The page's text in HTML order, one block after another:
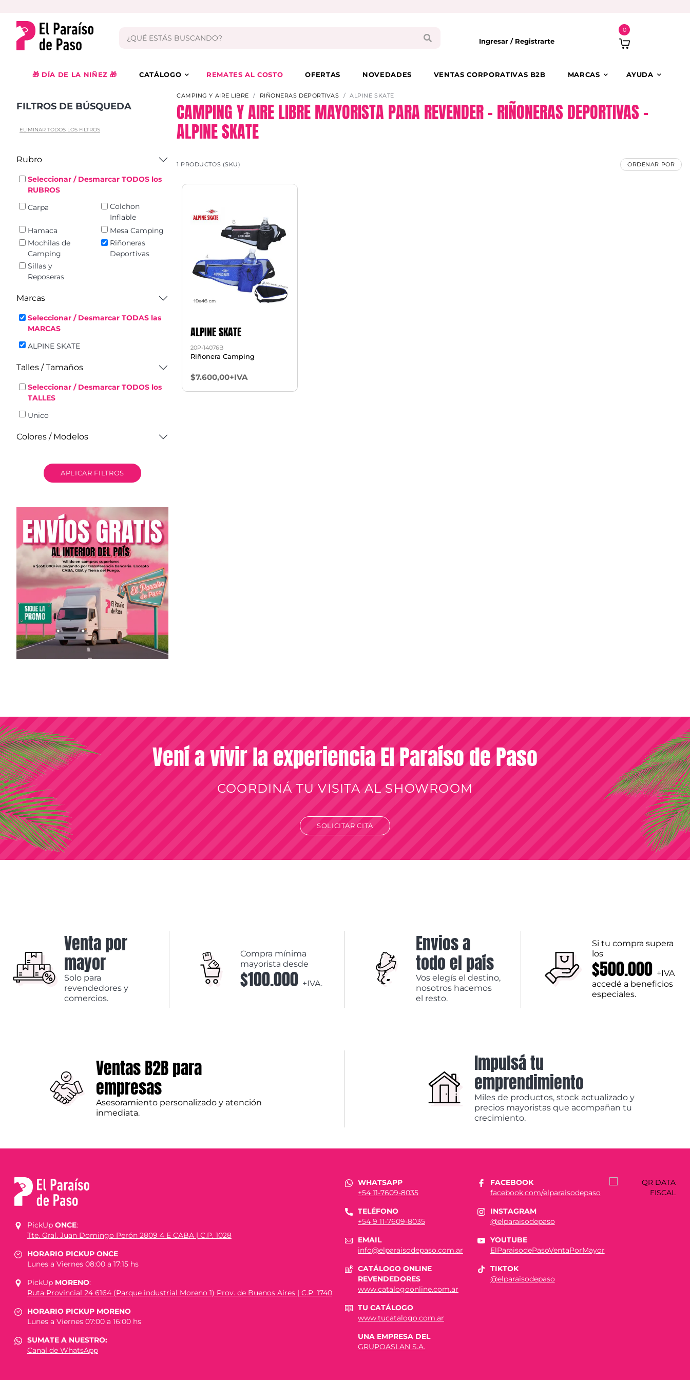
Ingresar / Registrarte
0
🎁 DÍA DE LA NIÑEZ 🎁 CATÁLOGO REMATES AL COSTO OFERTAS NOVEDADES VENTAS CORPORATIVAS B2B MARCAS AYUDA
FILTROS DE BÚSQUEDA
ELIMINAR TODOS LOS FILTROS
Rubro
Seleccionar / Desmarcar TODOS los
RUBROS
Carpa
Colchon
Inflable
Hamaca
Mesa Camping
Mochilas de
Camping
Riñoneras
Deportivas
Sillas y
Reposeras
Marcas
Seleccionar / Desmarcar TODAS las
MARCAS
ALPINE SKATE
Talles / Tamaños
Seleccionar / Desmarcar TODOS los
TALLES
Unico
Colores / Modelos
APLICAR FILTROS
CAMPING Y AIRE LIBRE RIÑONERAS DEPORTIVAS ALPINE SKATE
CAMPING Y AIRE LIBRE MAYORISTA PARA REVENDER – RIÑONERAS DEPORTIVAS –
ALPINE SKATE
1 PRODUCTOS (SKU) ORDENAR POR
ALPINE SKATE
20P-14076B
Riñonera Camping
$7.600,00+IVA
Vení a vivir la experiencia El Paraíso de Paso
COORDINÁ TU VISITA AL SHOWROOM
SOLICITAR CITA
Venta por
mayor
Solo para
revendedores y
comercios.
Compra mínima
mayorista desde
$100.000 +IVA.
Envios a
todo el país
Vos elegís el destino,
nosotros hacemos
el resto.
Si tu compra supera
los
$500.000 +IVA
accedé a beneficios
especiales.
Ventas B2B para
empresas
Asesoramiento personalizado y atención
inmediata.
Impulsá tu
emprendimiento
Miles de productos, stock actualizado y
precios mayoristas que acompañan tu
crecimiento.
PickUp ONCE:
Tte. Gral. Juan Domingo Perón 2809 4 E CABA | C.P. 1028
HORARIO PICKUP ONCE
Lunes a Viernes 08:00 a 17:15 hs
PickUp MORENO:
Ruta Provincial 24 6164 (Parque industrial Moreno 1) Prov. de Buenos Aires | C.P. 1740
HORARIO PICKUP MORENO
Lunes a Viernes 07:00 a 16:00 hs
SUMATE A NUESTRO:
Canal de WhatsApp
WHATSAPP
+54 11-7609-8035
TELÉFONO
+54 9 11-7609-8035
EMAIL
info@elparaisodepaso.com.ar
CATÁLOGO ONLINE
REVENDEDORES
www.catalogoonline.com.ar
TU CATÁLOGO
www.tucatalogo.com.ar
UNA EMPRESA DEL
GRUPOASLAN S.A.
FACEBOOK
facebook.com/elparaisodepaso
INSTAGRAM
@elparaisodepaso
YOUTUBE
ElParaisodePasoVentaPorMayor
TIKTOK
@elparaisodepaso